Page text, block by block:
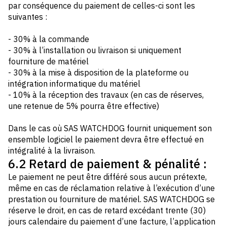
par conséquence du paiement de celles-ci sont les
suivantes :
- 30% à la commande
- 30% à l’installation ou livraison si uniquement
fourniture de matériel
- 30% à la mise à disposition de la plateforme ou
intégration informatique du matériel
- 10% à la réception des travaux (en cas de réserves,
une retenue de 5% pourra être effective)
Dans le cas où SAS WATCHDOG fournit uniquement son
ensemble logiciel le paiement devra être effectué en
intégralité à la livraison.
6.2 Retard de paiement & pénalité :
Le paiement ne peut être différé sous aucun prétexte,
même en cas de réclamation relative à l’exécution d’une
prestation ou fourniture de matériel. SAS WATCHDOG se
réserve le droit, en cas de retard excédant trente (30)
jours calendaire du paiement d’une facture, l’application